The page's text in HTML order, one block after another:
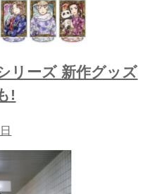
リーズ 新作グッズ
!